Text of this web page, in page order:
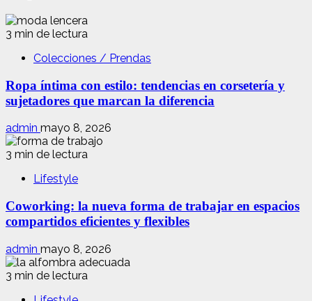
3 min de lectura
Colecciones / Prendas
Ropa íntima con estilo: tendencias en corsetería y
sujetadores que marcan la diferencia
admin mayo 8, 2026
3 min de lectura
Lifestyle
Coworking: la nueva forma de trabajar en espacios
compartidos eficientes y flexibles
admin mayo 8, 2026
3 min de lectura